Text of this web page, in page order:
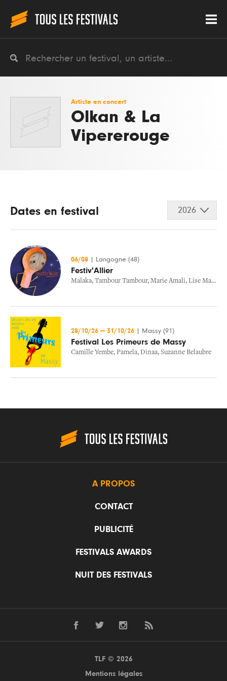
Artiste en concert
Olkan & La
Vipererouge
Dates en festival 2026
06/08 Langogne (48)
Festiv'Allier
Malaka, Tambour Tambour, Marie Amali, Lise Martin
28/10/26 — 31/10/26 Massy (91)
Festival Les Primeurs de Massy
Camille Yembe, Pamela, Dinaa, Suzanne Belaubre
A PROPOS
CONTACT
PUBLICITÉ
FESTIVALS AWARDS
NUIT DES FESTIVALS
TLF © 2026
Mentions légales